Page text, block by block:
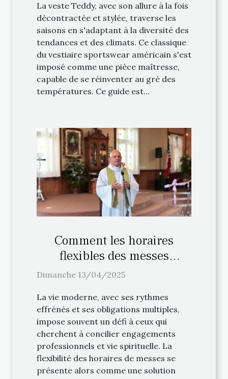
La veste Teddy, avec son allure à la fois
décontractée et stylée, traverse les
saisons en s'adaptant à la diversité des
tendances et des climats. Ce classique
du vestiaire sportswear américain s'est
imposé comme une pièce maîtresse,
capable de se réinventer au gré des
températures. Ce guide est...
Comment les horaires
flexibles des messes
facilitent la pratique
Dimanche 13/04/2025
La vie moderne, avec ses rythmes
effrénés et ses obligations multiples,
impose souvent un défi à ceux qui
cherchent à concilier engagements
professionnels et vie spirituelle. La
flexibilité des horaires de messes se
présente alors comme une solution